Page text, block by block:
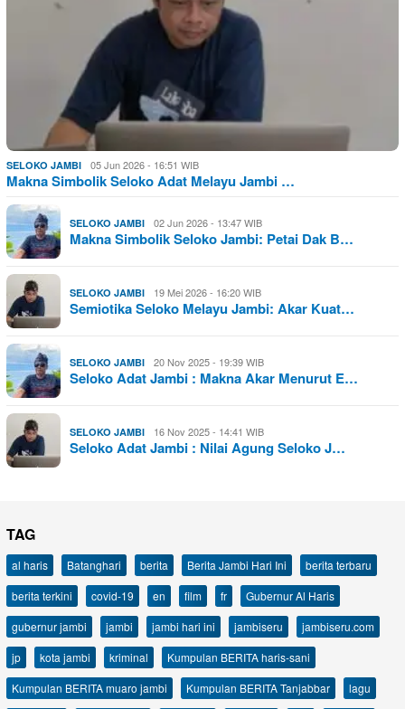
SELOKO JAMBI 05 Jun 2026 - 16:51 WIB
Makna Simbolik Seloko Adat Melayu Jambi …
SELOKO JAMBI 02 Jun 2026 - 13:47 WIB
Makna Simbolik Seloko Jambi: Petai Dak B…
SELOKO JAMBI 19 Mei 2026 - 16:20 WIB
Semiotika Seloko Melayu Jambi: Akar Kuat…
SELOKO JAMBI 20 Nov 2025 - 19:39 WIB
Seloko Adat Jambi : Makna Akar Menurut E…
SELOKO JAMBI 16 Nov 2025 - 14:41 WIB
Seloko Adat Jambi : Nilai Agung Seloko J…
TAG
al haris Batanghari berita Berita Jambi Hari Ini
berita terbaru
berita terkini
covid-19 en film fr
Gubernur Al Haris
gubernur jambi
jambi jambi hari ini jambiseru
jambiseru.com
jp
kota jambi kriminal
Kumpulan BERITA haris-sani
Kumpulan BERITA muaro jambi
Kumpulan BERITA Tanjabbar
lagu